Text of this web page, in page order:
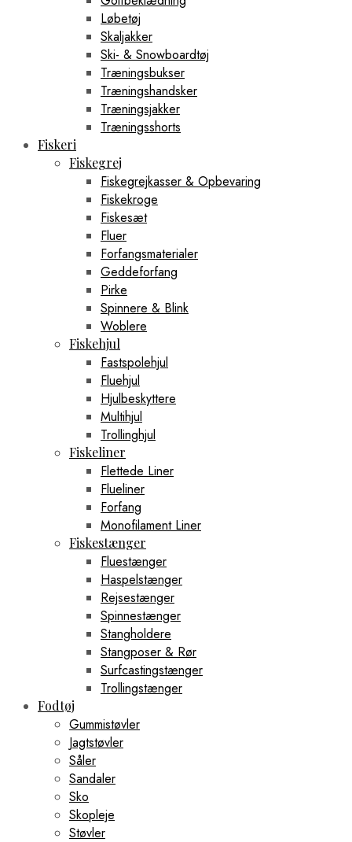
Løbetøj
Skaljakker
Ski- & Snowboardtøj
Træningsbukser
Træningshandsker
Træningsjakker
Træningsshorts
Fiskeri
Fiskegrej
Fiskegrejkasser & Opbevaring
Fiskekroge
Fiskesæt
Fluer
Forfangsmaterialer
Geddeforfang
Pirke
Spinnere & Blink
Woblere
Fiskehjul
Fastspolehjul
Fluehjul
Hjulbeskyttere
Multihjul
Trollinghjul
Fiskeliner
Flettede Liner
Flueliner
Forfang
Monofilament Liner
Fiskestænger
Fluestænger
Haspelstænger
Rejsestænger
Spinnestænger
Stangholdere
Stangposer & Rør
Surfcastingstænger
Trollingstænger
Fodtøj
Gummistøvler
Jagtstøvler
Såler
Sandaler
Sko
Skopleje
Støvler